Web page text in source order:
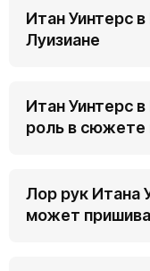
Итан Уинтерс
Луизиане
Итан Уинтерс
роль в сюжете
Лор рук Итана
может